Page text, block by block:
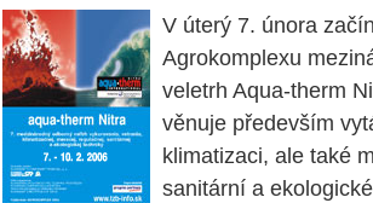
V úterý 7. února
Agrokomplexu
veletrh Aqua-therm
věnuje především
klimatizaci, ale také
sanitární a